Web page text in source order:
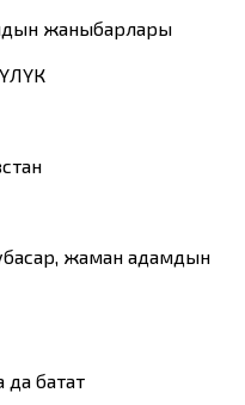
жаныбарлары
жаман адамдын
да батат